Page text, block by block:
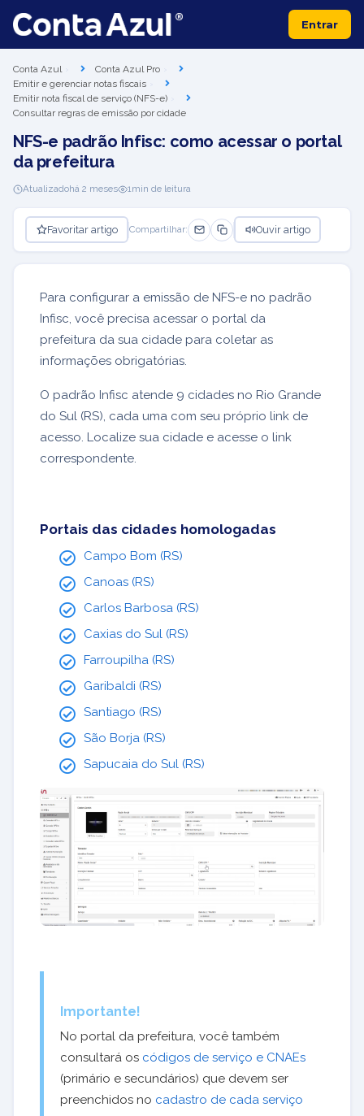
Entrar
Conta Azul
Conta Azul Pro
Emitir e gerenciar notas fiscais
Emitir nota fiscal de serviço (NFS-e)
Consultar regras de emissão por cidade
NFS-e padrão Infisc: como acessar o portal
da prefeitura
Atualizadohá 2 meses 1min de leitura
Favoritar artigo Compartilhar: Ouvir artigo
Para configurar a emissão de NFS-e no padrão
Infisc, você precisa acessar o portal da
prefeitura da sua cidade para coletar as
informações obrigatórias.
O padrão Infisc atende 9 cidades no Rio Grande
do Sul (RS), cada uma com seu próprio link de
acesso. Localize sua cidade e acesse o link
correspondente.
Portais das cidades homologadas
Campo Bom (RS)
Canoas (RS)
Carlos Barbosa (RS)
Caxias do Sul (RS)
Farroupilha (RS)
Garibaldi (RS)
Santiago (RS)
São Borja (RS)
Sapucaia do Sul (RS)
Importante!
No portal da prefeitura, você também
consultará os códigos de serviço e CNAEs
(primário e secundários) que devem ser
preenchidos no cadastro de cada serviço